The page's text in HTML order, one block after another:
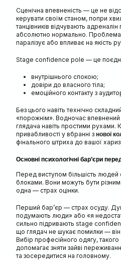
Сценічна впевненість — це не
керувати своїм станом, попри
танцівників відчувають
абсолютно нормально. Проблема
паралізує або впливає на якість
Stage confidence pole — це
внутрішнього спокою;
довіри до власного тіла;
емоційного контакту з
Без цього навіть технічно
«порожнім». Водночас впевнений
глядача навіть простими рухами.
привабливості у вбранні з нової
фінального штриха до вашої
Основні психологічні бар’єри
Перед виступом більшість людей
блоками. Вони можуть бути
одна — страх оцінки.
Перший бар’єр — страх осуду.
подумають люди» або «я
сильно підривають stage
що глядач не шукає помилки —
Вибір професійного одягу,
допомагає зняти зайві
та зосередитися на головному.